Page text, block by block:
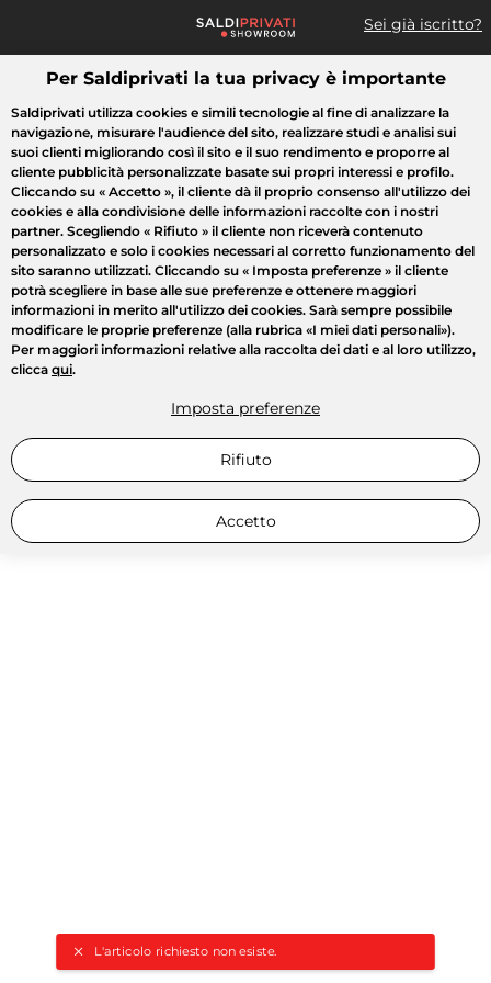
Sei già iscritto?
Cosa cerchi?
L'articolo richiesto non esiste.
Tutte le vendite Moda Casa Bellezza Elettrodomestici
Per Saldiprivati la tua privacy è importante
Saldiprivati utilizza cookies e simili tecnologie al fine di analizzare la
navigazione, misurare l'audience del sito, realizzare studi e analisi sui
suoi clienti migliorando così il sito e il suo rendimento e proporre al
cliente pubblicità personalizzate basate sui propri interessi e profilo.
Cliccando su « Accetto », il cliente dà il proprio consenso all'utilizzo dei
cookies e alla condivisione delle informazioni raccolte con i nostri
partner. Scegliendo « Rifiuto » il cliente non riceverà contenuto
personalizzato e solo i cookies necessari al corretto funzionamento del
sito saranno utilizzati. Cliccando su « Imposta preferenze » il cliente
potrà scegliere in base alle sue preferenze e ottenere maggiori
informazioni in merito all'utilizzo dei cookies. Sarà sempre possibile
modificare le proprie preferenze (alla rubrica «I miei dati personali»).
Per maggiori informazioni relative alla raccolta dei dati e al loro utilizzo,
clicca qui.
Imposta preferenze
Rifiuto
Accetto